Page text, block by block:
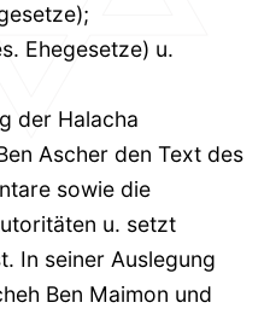
Ehegesetze) u.
der Halacha
Ascher den Text des
sowie die
u. setzt
In seiner Auslegung
Ben Maimon und